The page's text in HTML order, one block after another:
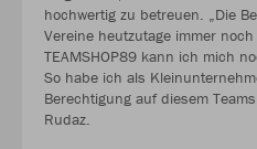
hochwertig zu betreuen. „Die
Vereine heutzutage immer
TEAMSHOP89 kann ich mich
So habe ich als
Berechtigung auf diesem
Rudaz.